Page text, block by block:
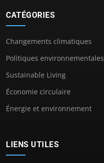
CATÉGORIES
Changements climatiques
Politiques environnementales
Sustainable Living
Économie circulaire
Énergie et environnement
LIENS UTILES